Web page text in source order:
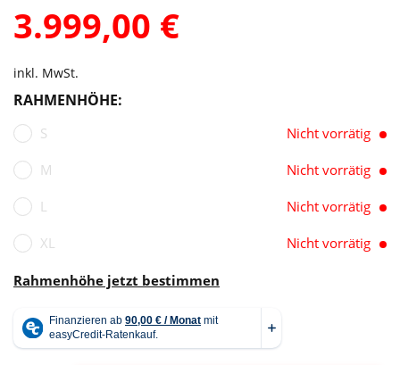
3.999,00 €
inkl. MwSt.
RAHMENHÖHE:
S Nicht vorrätig
M Nicht vorrätig
L Nicht vorrätig
XL Nicht vorrätig
Rahmenhöhe jetzt bestimmen